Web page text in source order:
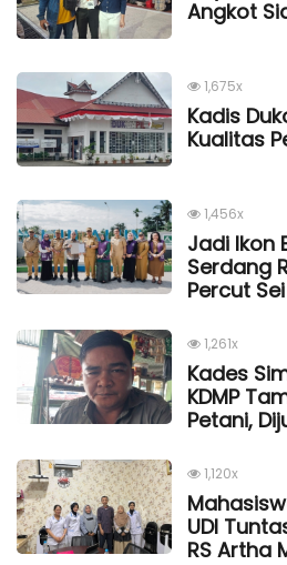
Angkot
1,675x
Kadis
Kualitas
1,456x
Jadi Ikon
Serdang
Percut
1,261x
Kades
KDMP
Petani,
1,120x
UDI
RS Artha